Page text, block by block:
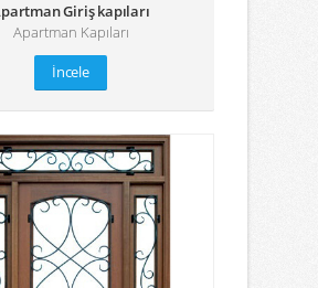
Giriş kapıları
Apartman Kapıları
İncele